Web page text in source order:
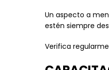
Un aspecto a
estén siempre
Verifica